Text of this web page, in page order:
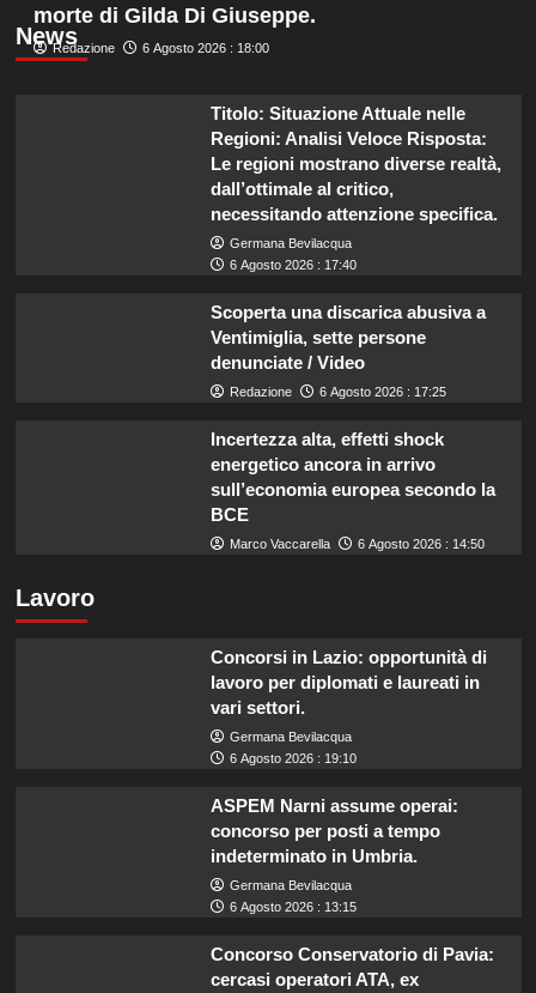
News
morte di Gilda Di Giuseppe.
Redazione 6 Agosto 2026 : 18:00
Titolo: Situazione Attuale nelle
Regioni: Analisi Veloce Risposta:
Le regioni mostrano diverse realtà,
dall’ottimale al critico,
necessitando attenzione specifica.
Germana Bevilacqua
6 Agosto 2026 : 17:40
Scoperta una discarica abusiva a
Ventimiglia, sette persone
denunciate / Video
Redazione 6 Agosto 2026 : 17:25
Incertezza alta, effetti shock
energetico ancora in arrivo
sull’economia europea secondo la
BCE
Marco Vaccarella 6 Agosto 2026 : 14:50
Lavoro
Concorsi in Lazio: opportunità di
lavoro per diplomati e laureati in
vari settori.
Germana Bevilacqua
6 Agosto 2026 : 19:10
ASPEM Narni assume operai:
concorso per posti a tempo
indeterminato in Umbria.
Germana Bevilacqua
6 Agosto 2026 : 13:15
Concorso Conservatorio di Pavia:
cercasi operatori ATA, ex